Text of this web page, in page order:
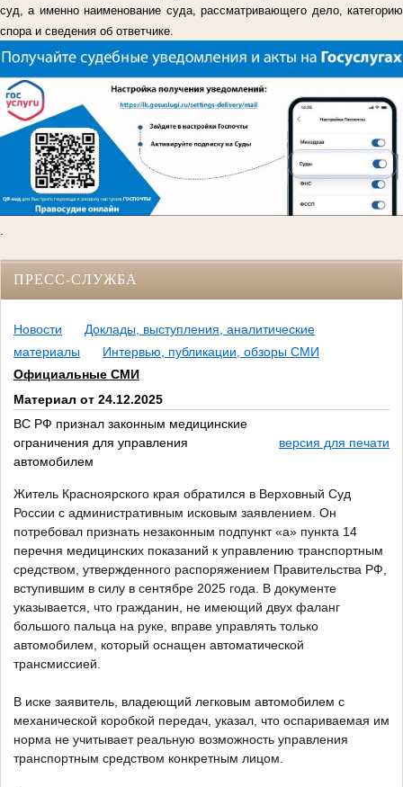
суд, а именно наименование суда, рассматривающего дело, категорию
спора и сведения об ответчике.
.
ПРЕСС-СЛУЖБА
Новости
Доклады, выступления, аналитические
материалы
Интервью, публикации, обзоры СМИ
Официальные СМИ
Материал от 24.12.2025
ВС РФ признал законным медицинские
ограничения для управления
автомобилем
версия для печати
Житель Красноярского края обратился в Верховный Суд
России с административным исковым заявлением. Он
потребовал признать незаконным подпункт «а» пункта 14
перечня медицинских показаний к управлению транспортным
средством, утвержденного распоряжением Правительства РФ,
вступившим в силу в сентябре 2025 года. В документе
указывается, что гражданин, не имеющий двух фаланг
большого пальца на руке, вправе управлять только
автомобилем, который оснащен автоматической
трансмиссией.
В иске заявитель, владеющий легковым автомобилем с
механической коробкой передач, указал, что оспариваемая им
норма не учитывает реальную возможность управления
транспортным средством конкретным лицом.